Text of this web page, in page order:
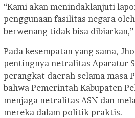
“Kami akan menindaklanjuti
penggunaan fasilitas negara
berwenang tidak bisa
Pada kesempatan yang sama,
pentingnya netralitas Aparatur
perangkat daerah selama masa
bahwa Pemerintah Kabupaten
menjaga netralitas ASN dan
mereka dalam politik praktis.